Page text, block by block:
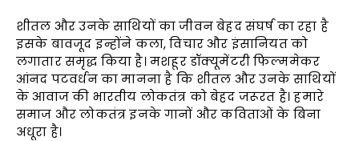
शीतल और उनके साथियों का जीवन बेहद संघर्ष का रहा है
इसके बावजूद इन्होंने कला, विचार और इंसानियत को
लगातार समृद्ध किया है। मशहूर डॉक्यूमेंटरी फिल्ममेकर
आंनद पटवर्धन का मानना है कि शीतल और उनके साथियों
के आवाज की भारतीय लोकतंत्र को बेहद जरूरत है। हमारे
समाज और लोकतंत्र इनके गानों और कविताओं के बिना
अधूरा है।